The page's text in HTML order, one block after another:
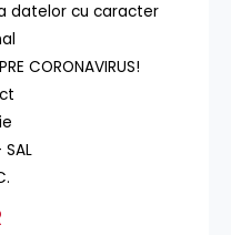
datelor cu caracter
CORONAVIRUS!
SAL